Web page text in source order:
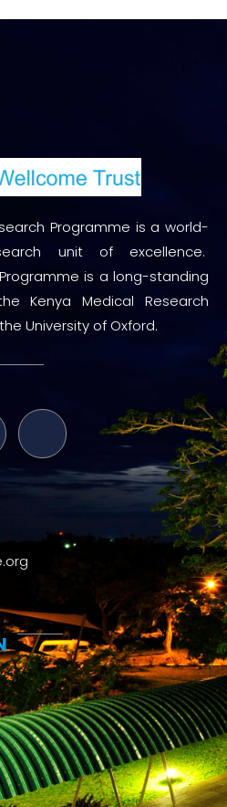
Programme is a world-
unit of excellence.
is a long-standing
Kenya Medical Research
University of Oxford.